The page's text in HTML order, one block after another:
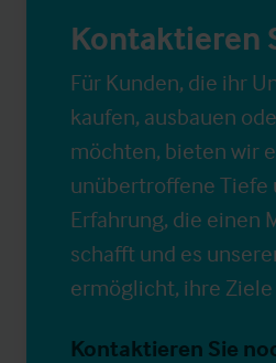
Kontaktieren
Für Kunden, die ihr
kaufen, ausbauen
möchten, bieten wir
unübertroffene Tiefe
Erfahrung, die einen
schafft und es
ermöglicht, ihre
Kontaktieren Sie